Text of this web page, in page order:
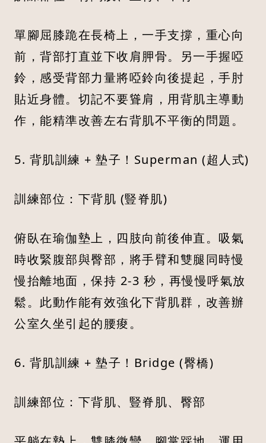
單腳屈膝跪在長椅上，一手支撐，重心向
前，背部打直並下收肩胛骨。另一手握啞
鈴，感受背部力量將啞鈴向後提起，手肘
貼近身體。切記不要聳肩，用背肌主導動
作，能精準改善左右背肌不平衡的問題。
5. 背肌訓練 + 墊子！Superman (超人式)
訓練部位：下背肌 (豎脊肌)
俯臥在瑜伽墊上，四肢向前後伸直。吸氣
時收緊腹部與臀部，將手臂和雙腿同時慢
慢抬離地面，保持 2-3 秒，再慢慢呼氣放
鬆。此動作能有效強化下背肌群，改善辦
公室久坐引起的腰痠。
6. 背肌訓練 + 墊子！Bridge (臀橋)
訓練部位：下背肌、豎脊肌、臀部